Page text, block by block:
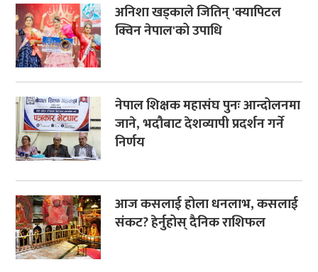
अनिशा खड्काले जितिन् 'क्यापिटल
क्विन नेपाल'को उपाधि
नेपाल शिक्षक महासंघ पुनः आन्दोलनमा
जाने, भदौबाट देशव्यापी प्रदर्शन गर्ने
निर्णय
आज कसलाई होला धनलाभ, कसलाई
संकट? हेर्नुहोस् दैनिक राशिफल